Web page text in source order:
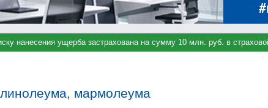
нанесения ущерба застрахована на сумму 10 млн. руб. в
мармолеума